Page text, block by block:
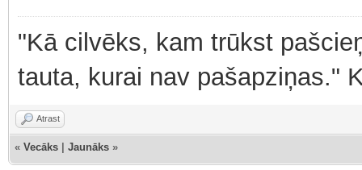
"Kā cilvēks, kam trūkst
tauta, kurai nav pašapziņas."
Atrast
« Vecāks Jaunāks »